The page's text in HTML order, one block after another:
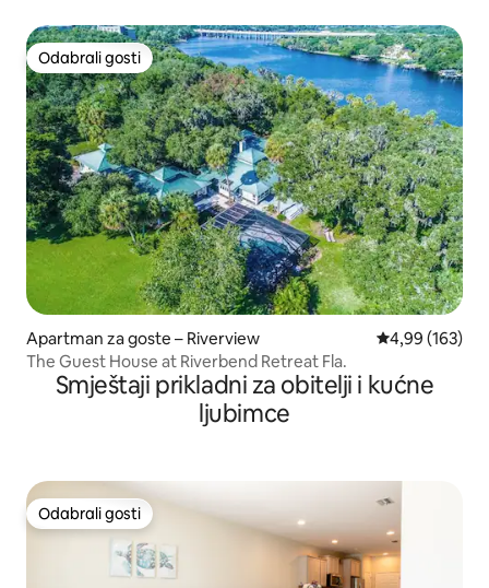
Odabrali gosti
Odabrali gosti
Apartman za goste – Riverview Prosječna
4,99 (163)
The Guest House at Riverbend Retreat Fla.
Smještaji prikladni za obitelji i kućne
ljubimce
Odabrali gosti
Odabrali gosti